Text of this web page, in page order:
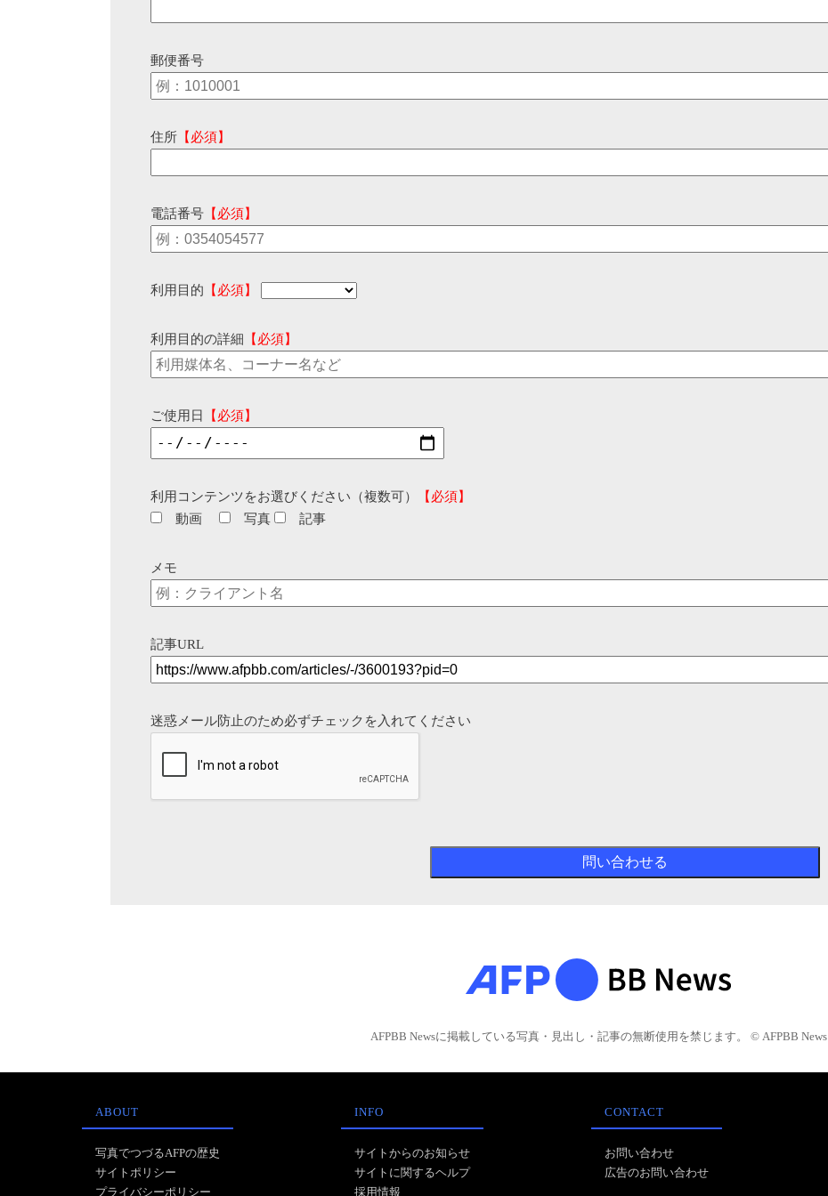
郵便番号
住所 【必須】
電話番号 【必須】
利用目的 【必須】
利用目的の詳細 【必須】
ご使用日 【必須】
利用コンテンツをお選びください（複数可）
【必須】
動画
写真 記事
メモ
記事URL
迷惑メール防止のため必ずチェックを入れてください
AFPBB Newsに掲載している写真・見出し・記事の無断使用を禁じます。 © AFPBB News
ABOUT
写真でつづるAFPの歴史
サイトポリシー
プライバシーポリシー
INFO
サイトからのお知らせ
サイトに関するヘルプ
採用情報
CONTACT
お問い合わせ
広告のお問い合わせ